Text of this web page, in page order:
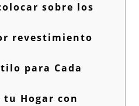
sobre los
revestimiento
para Cada
Hogar con